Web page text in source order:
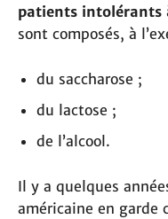
patients intolérants
sont composés, à
du saccharose ;
du lactose ;
de l’alcool.
Il y a quelques
américaine en garde